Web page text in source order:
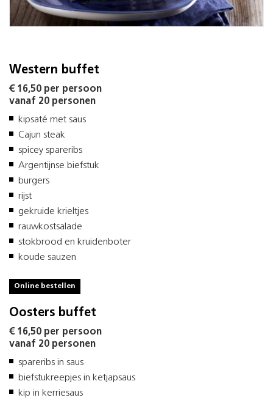
Western buffet
€ 16,50 per persoon
vanaf 20 personen
kipsaté met saus
Cajun steak
spicey spareribs
Argentijnse biefstuk
burgers
rijst
gekruide krieltjes
rauwkostsalade
stokbrood en kruidenboter
koude sauzen
Online bestellen
Oosters buffet
€ 16,50 per persoon
vanaf 20 personen
spareribs in saus
biefstukreepjes in ketjapsaus
kip in kerriesaus